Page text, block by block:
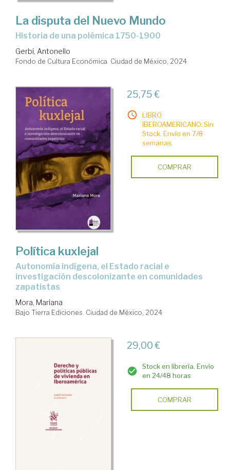
La disputa del Nuevo Mundo
Historia de una polémica 1750-1900
Gerbi, Antonello
Fondo de Cultura Económica. Ciudad de México, 2024
25,75 €
LIBRO
IBEROAMERICANO. Sin
Stock. Envío en 7/8
semanas.
COMPRAR
Política kuxlejal
autonomía indígena, el Estado racial e
investigación descolonizante en comunidades
zapatistas
Mora, Mariana
Bajo Tierra Ediciones. Ciudad de México, 2024
29,00 €
Stock en librería. Envío
en 24/48 horas
COMPRAR